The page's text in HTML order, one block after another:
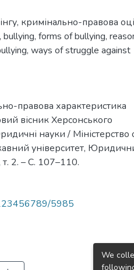
, кримінально-правова
, bullying, forms of bullying,
, ways of struggle against
правова характеристика
вісник Херсонського
науки / Міністерство
університет,
2. – С. 107–110.
5985
We